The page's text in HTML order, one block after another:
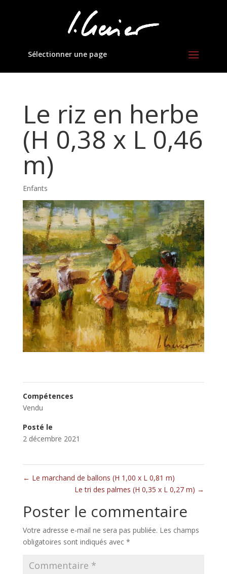
Sélectionner une page
Le riz en herbe
(H 0,38 x L 0,46
m)
Enfants
Compétences
Vendu
Posté le
2 décembre 2021
← Le marchand de ballons (H 1,00 x L 0,81 m)
Le tri des palmes (H 0,35 x L 0,27 m) →
Poster le commentaire
Votre adresse e-mail ne sera pas publiée. Les champs
obligatoires sont indiqués avec *